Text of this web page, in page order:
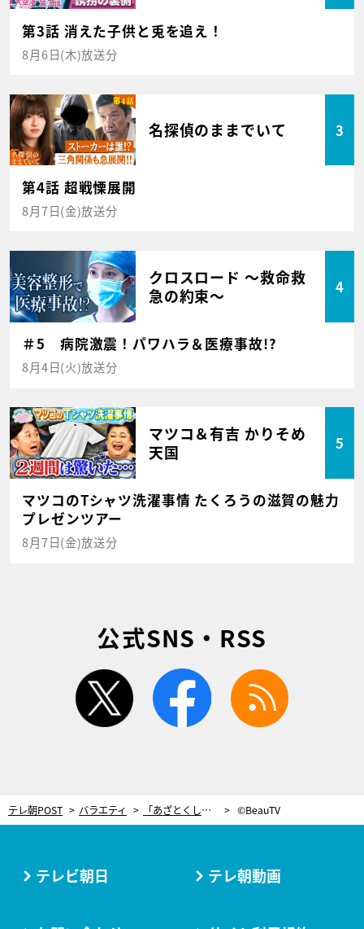
第3話 消えた子供と兎を追え！
8月6日(木)放送分
名探偵のままでいて 3
第4話 超戦慄展開
8月7日(金)放送分
クロスロード ～救命救
急の約束～
4
＃5 病院激震！パワハラ＆医療事故!?
8月4日(火)放送分
マツコ＆有吉 かりそめ
天国
5
マツコのTシャツ洗濯事情 たくろうの滋賀の魅力
プレゼンツアー
8月7日(金)放送分
公式SNS・RSS
twitter facebook
テレ朝POST バラエティ 「あざとくして」とは言えない！あざと毛ヘアアレンジ、美容室でのオーダーの仕方は？ ©BeauTV
テレビ朝日 テレ朝動画